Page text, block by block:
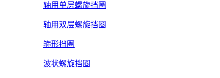
轴用单层螺旋挡圈
轴用双层螺旋挡圈
箍形挡圈
波状螺旋挡圈